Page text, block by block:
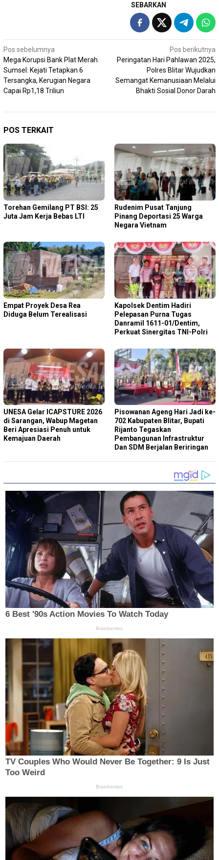
SEBARKAN
Navigasi
pos
Pos sebelumnya
Mega Korupsi Bank Plat Merah
Sumsel: Kejati Tetapkan 6
Tersangka, Kerugian Negara
Capai Rp1,18 Triliun
Pos berikutnya
Peringatan Hari Pahlawan 2025,
Polres Blitar Wujudkan
Semangat Kemanusiaan Melalui
Bhakti Sosial Donor Darah
POS TERKAIT
Torehan Gemilang PT BSI: 25
Juta Jam Kerja Bebas LTI
Rudenim Pusat Tanjung
Pinang Deportasi 25 Warga
Negara Vietnam
Empat Proyek Desa Rea
Diduga Belum Terealisasi
Kapolsek Dentim Hadiri
Pelepasan Purna Tugas
Danramil 1611-01/Dentim,
Perkuat Sinergitas TNI-Polri
‎UNESA Gelar ICAPSTURE 2026
di Sarangan, Wabup Magetan
Beri Apresiasi Penuh untuk
Kemajuan Daerah
Pisowanan Ageng Hari Jadi ke-
702 Kabupaten Blitar, Bupati
Rijanto Tegaskan
Pembangunan Infrastruktur
Dan SDM Berjalan Beriringan